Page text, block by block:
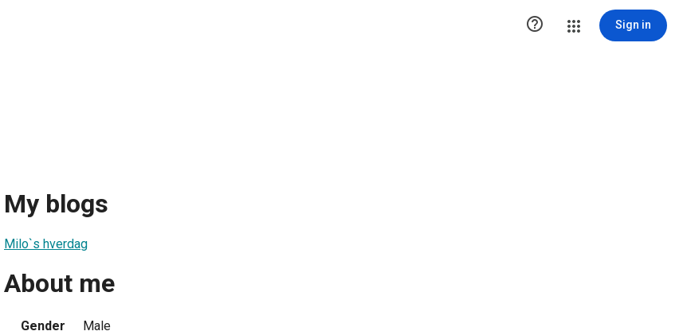
 Sign in
My blogs
Milo`s hverdag
About me
Gender Male